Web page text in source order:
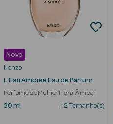
Esfoliantes
Máscaras
Faciais
Solares
Coffrets
Novo
Kenzo
L'Eau Ambrée Eau de Parfum
Perfume de Mulher Floral Âmbar
30 ml
+2 Tamanho(s)